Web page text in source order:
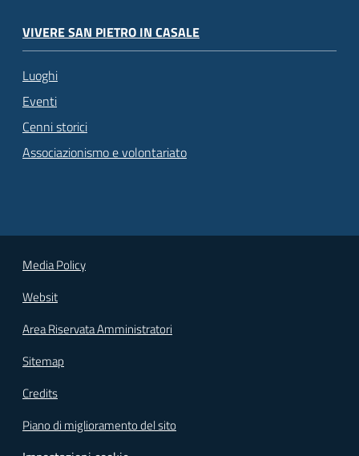
VIVERE SAN PIETRO IN CASALE
Luoghi
Eventi
Cenni storici
Associazionismo e volontariato
Media Policy
Websit
Area Riservata Amministratori
Sitemap
Credits
Piano di miglioramento del sito